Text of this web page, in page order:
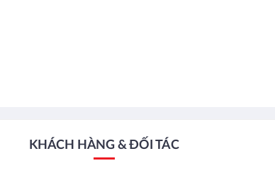
KHÁCH HÀNG & ĐỐI TÁC